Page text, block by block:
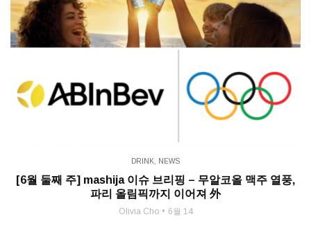
DRINK NEWS
[6월 둘째 주] mashija 이슈 브리핑 – 무알코올 맥주 열풍,
파리 올림픽까지 이어져 外
Olivia Cho 6월 14